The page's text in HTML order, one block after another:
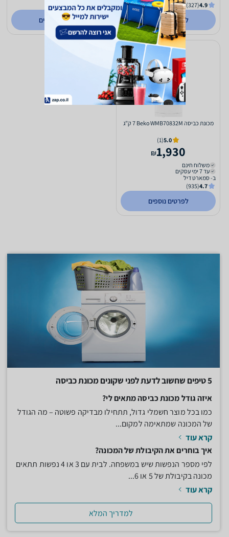
4.9
(327)
לפרטים נוספים
3.7
(122)
לפרטים נוספים
מכונת כביסה Beko WMB70832M ‏7 ‏ק"ג
5.0
(1)
1,930
₪
משלוח חינם
עד 7 ימי עסקים
ב- סמארט דיל
4.7
(935)
לפרטים נוספים
5 טיפים שחשוב לדעת לפני שקונים מכונת כביסה
איזה גודל מכונת כביסה מתאים לי?
כמו בכל מוצר חשמלי גדול, תתחילו מבדיקה פשוטה – מה הגודל
של המכונה שמתאימה למקום...
קרא עוד
איך בוחרים את הקיבולת של המכונה?
לפי מספר הנפשות שיש במשפחה. לבית עם 3 או 4 נפשות תתאים
מכונה בקיבולת של 5 או 6...
קרא עוד
למדריך המלא